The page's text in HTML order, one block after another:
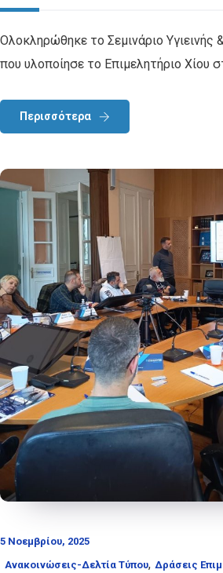
Ολοκληρώθηκε το Σεμινάριο
που υλοποίησε το Επιμελητήριο Χίου
Περισσότερα
5 Νοεμβρίου, 2025
Ανακοινώσεις-Δελτία Τύπου, Δράσεις